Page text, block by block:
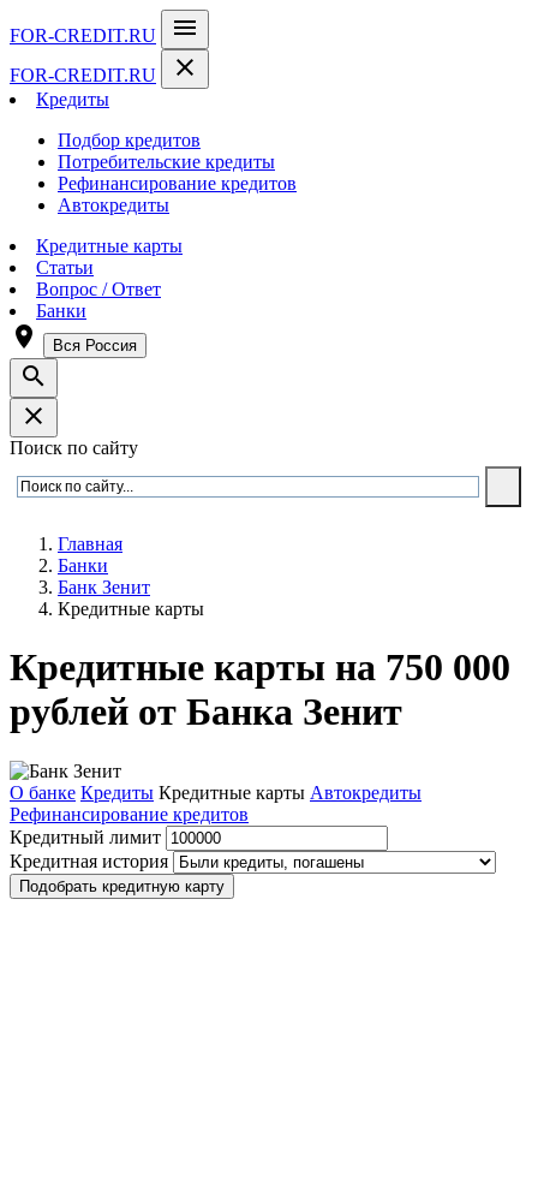
FOR-CREDIT.RU menu
FOR-CREDIT.RU close
Кредиты
Подбор кредитов
Потребительские кредиты
Рефинансирование кредитов
Автокредиты
Кредитные карты
Статьи
Вопрос / Ответ
Банки
room Вся Россия
search
close
Поиск по сайту
Главная
Банки
Банк Зенит
Кредитные карты
Кредитные карты на 750 000
рублей от Банка Зенит
О банке Кредиты Кредитные карты Автокредиты
Рефинансирование кредитов
Кредитный лимит
Кредитная история
Подобрать кредитную карту